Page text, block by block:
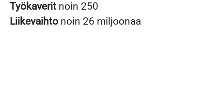
Työkaverit noin 250
Liikevaihto noin 26 miljoonaa